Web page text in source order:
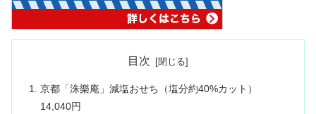
目次
京都「洙樂庵」減塩おせち（塩分約40%カット）
14,040円